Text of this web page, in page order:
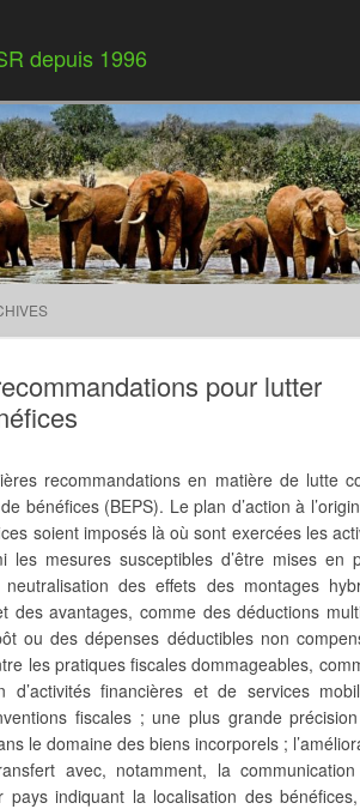
depuis 1996
Skip to content
pour lutter
recommandations en matière de lutte
bénéfices (BEPS). Le plan d’action à
soient imposés là où sont exercées les
les mesures susceptibles d’être mises en
des effets des montages
des avantages, comme des déductions
ou des dépenses déductibles non
les pratiques fiscales dommageables,
d’activités financières et de services
fiscales ; une plus grande
le domaine des biens incorporels ;
avec, notamment, la
pays indiquant la localisation des